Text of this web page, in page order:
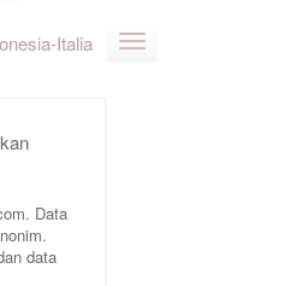
Italia
Data
data